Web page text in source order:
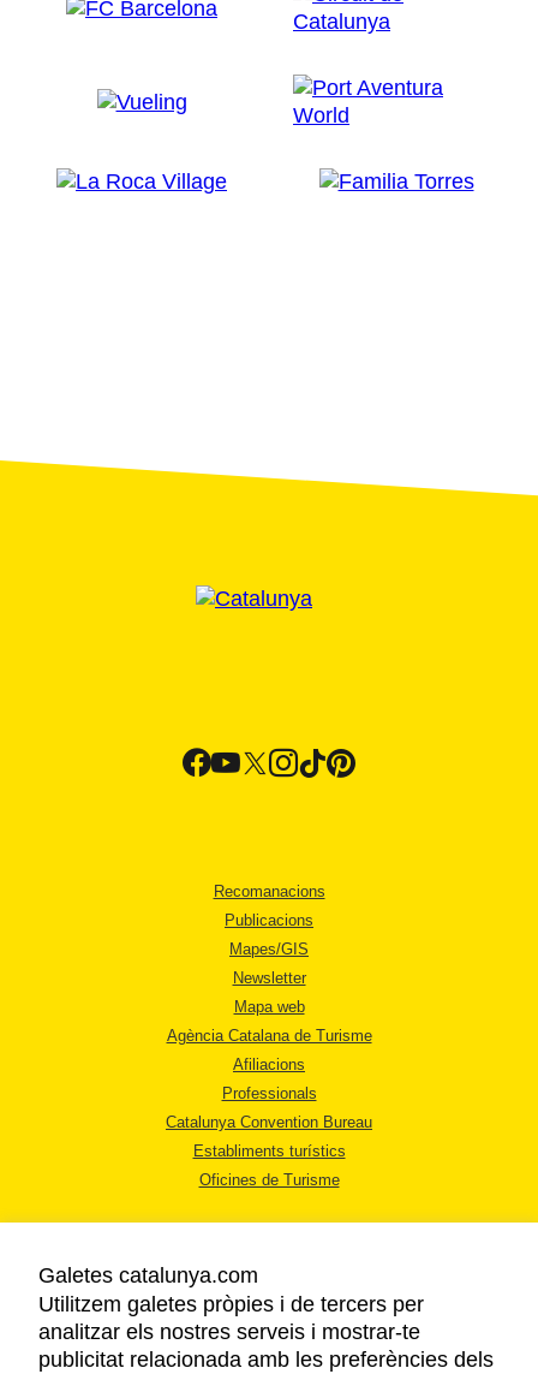
Recomanacions
Publicacions
Mapes/GIS
Newsletter
Mapa web
Agència Catalana de Turisme
Afiliacions
Professionals
Catalunya Convention Bureau
Establiments turístics
Oficines de Turisme
AVÍS LEGAL
Galetes catalunya.com
Utilitzem galetes pròpies i de tercers per
analitzar els nostres serveis i mostrar-te
publicitat relacionada amb les preferències dels